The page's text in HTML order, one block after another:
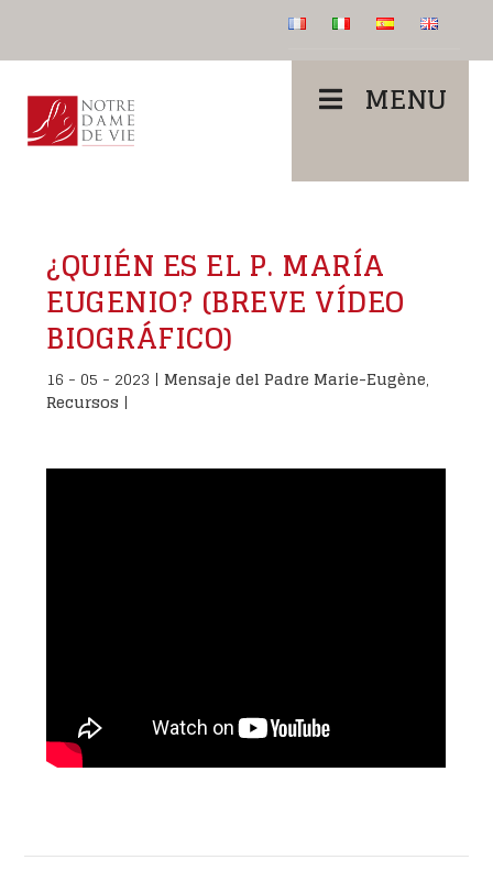
MENU
¿QUIÉN ES EL P. MARÍA
EUGENIO? (BREVE VÍDEO
BIOGRÁFICO)
16 - 05 - 2023 |Mensaje del Padre Marie-Eugène,
Recursos |